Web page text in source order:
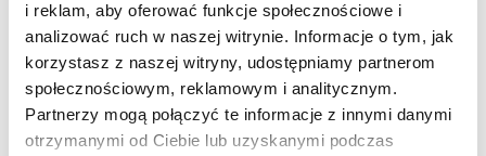
i reklam, aby oferować funkcje społecznościowe i
analizować ruch w naszej witrynie. Informacje o tym, jak
korzystasz z naszej witryny, udostępniamy partnerom
społecznościowym, reklamowym i analitycznym.
Partnerzy mogą połączyć te informacje z innymi danymi
otrzymanymi od Ciebie lub uzyskanymi podczas